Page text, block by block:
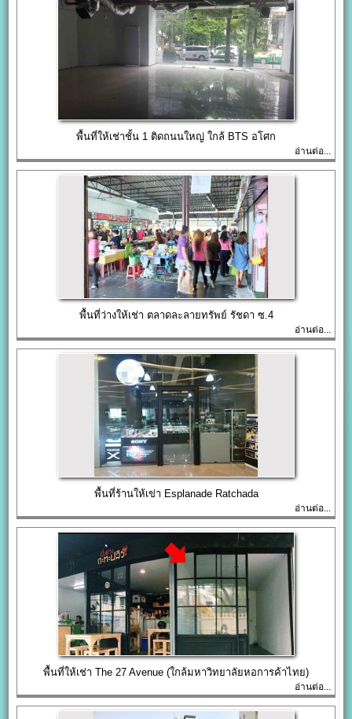
พื้นที่ให้เช่าชั้น 1 ติดถนนใหญ่ ใกล้ BTS อโศก
อ่านต่อ...
พื้นที่ว่างให้เช่า ตลาดละลายทรัพย์ รัชดา ซ.4
อ่านต่อ...
พื้นที่ร้านให้เข่า Esplanade Ratchada
อ่านต่อ...
พื้นที่ให้เช่า The 27 Avenue (ใกล้มหาวิทยาลัยหอการค้าไทย)
อ่านต่อ...